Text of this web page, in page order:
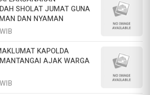
SHOLAT JUMAT GUNA
DAN NYAMAN
KAPOLDA
AJAK WARGA